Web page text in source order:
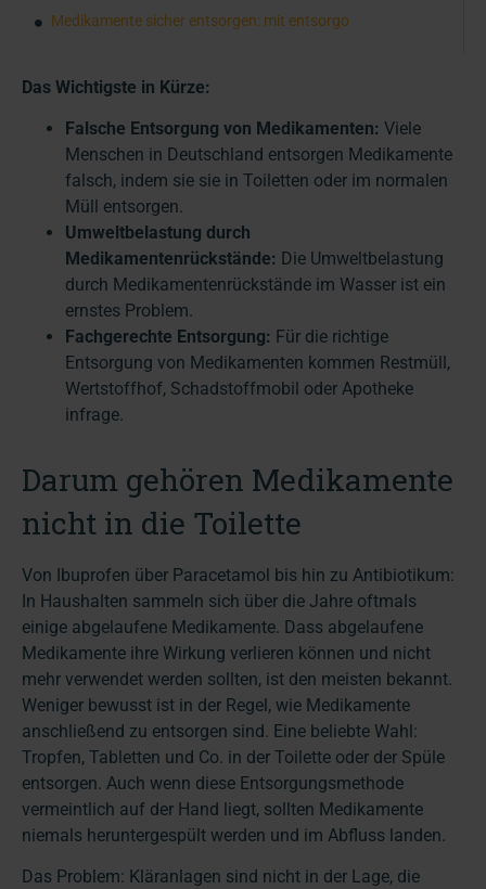
Medikamente sicher entsorgen: mit entsorgo
Das Wichtigste in Kürze:
Falsche Entsorgung von Medikamenten: Viele
Menschen in Deutschland entsorgen Medikamente
falsch, indem sie sie in Toiletten oder im normalen
Müll entsorgen.
Umweltbelastung durch
Medikamentenrückstände: Die Umweltbelastung
durch Medikamentenrückstände im Wasser ist ein
ernstes Problem.
Fachgerechte Entsorgung: Für die richtige
Entsorgung von Medikamenten kommen Restmüll,
Wertstoffhof, Schadstoffmobil oder Apotheke
infrage.
Darum gehören Medikamente
nicht in die Toilette
Von Ibuprofen über Paracetamol bis hin zu Antibiotikum:
In Haushalten sammeln sich über die Jahre oftmals
einige abgelaufene Medikamente. Dass abgelaufene
Medikamente ihre Wirkung verlieren können und nicht
mehr verwendet werden sollten, ist den meisten bekannt.
Weniger bewusst ist in der Regel, wie Medikamente
anschließend zu entsorgen sind. Eine beliebte Wahl:
Tropfen, Tabletten und Co. in der Toilette oder der Spüle
entsorgen. Auch wenn diese Entsorgungsmethode
vermeintlich auf der Hand liegt, sollten Medikamente
niemals heruntergespült werden und im Abfluss landen.
Das Problem: Kläranlagen sind nicht in der Lage, die